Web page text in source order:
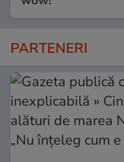
PARTENERI